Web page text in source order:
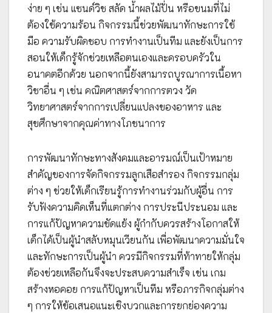
ง่าย ๆ เช่น แซนด์วิช สลัด น้ำผลไม้ปั่น หรือขนมที่ไม่
ต้องใช้ความร้อน กิจกรรมนี้ช่วยพัฒนาทักษะการใช้
มือ ความรับผิดชอบ การทำงานเป็นทีม และยังเป็นการ
สอนให้เด็กรู้จักช่วยเหลือตนเองและครอบครัวใน
อนาคตอีกด้วย นอกจากนี้ยังสามารถบูรณาการเนื้อหา
วิชาอื่น ๆ เช่น คณิตศาสตร์จากการตวง วัด
วิทยาศาสตร์จากการเปลี่ยนแปลงของอาหาร และ
สุขศึกษาจากคุณค่าทางโภชนาการ
การพัฒนาทักษะทางสังคมและอารมณ์เป็นเป้าหมาย
สำคัญของการจัดกิจกรรมลูกเสือสำรอง กิจกรรมกลุ่ม
ต่าง ๆ ช่วยให้เด็กเรียนรู้การทำงานร่วมกับผู้อื่น การ
รับฟังความคิดเห็นที่แตกต่าง การประนีประนอม และ
การแก้ปัญหาความขัดแย้ง ผู้กำกับควรสร้างโอกาสให้
เด็กได้เป็นผู้นำสลับหมุนเวียนกัน เพื่อพัฒนาความมั่นใจ
และทักษะการเป็นผู้นำ ควรมีกิจกรรมที่ท้าทายให้กลุ่ม
ต้องช่วยเหลือกันจึงจะประสบความสำเร็จ เช่น เกม
สร้างหอคอย การแก้ปัญหาเป็นทีม หรือภารกิจกลุ่มต่าง
ๆ การให้ข้อเสนอแนะเชิงบวกและการยกย่องความ